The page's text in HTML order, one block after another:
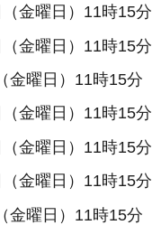
金曜日）11時15分
金曜日）11時15分
金曜日）11時15分
金曜日）11時15分
金曜日）11時15分
金曜日）11時15分
金曜日）11時15分